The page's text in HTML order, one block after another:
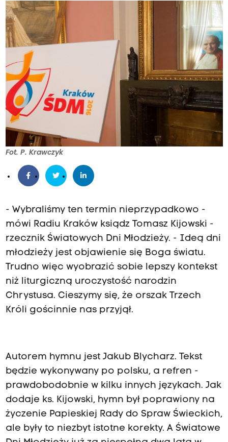
Fot. P. Krawczyk
- Wybraliśmy ten termin nieprzypadkowo -
mówi Radiu Kraków ksiądz Tomasz Kijowski -
rzecznik Światowych Dni Młodzieży. - Ideą dni
młodzieży jest objawienie się Boga światu.
Trudno więc wyobrazić sobie lepszy kontekst
niż liturgiczną uroczystość narodzin
Chrystusa. Cieszymy się, że orszak Trzech
Króli gościnnie nas przyjął.
Autorem hymnu jest Jakub Blycharz. Tekst
będzie wykonywany po polsku, a refren -
prawdobodobnie w kilku innych językach. Jak
dodaje ks. Kijowski, hymn był poprawiony na
życzenie Papieskiej Rady do Spraw Świeckich,
ale były to niezbyt istotne korekty. A Światowe